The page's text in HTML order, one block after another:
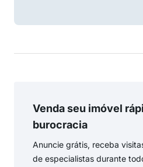
Venda seu imóvel
burocracia
Anuncie grátis, receba
de especialistas durante